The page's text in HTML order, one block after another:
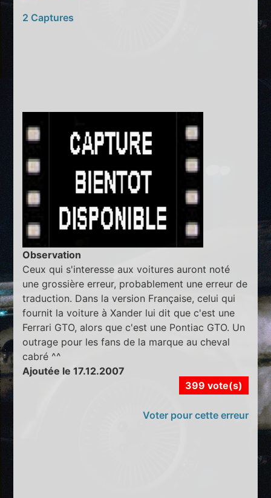
2 Captures
Observation
Ceux qui s'interesse aux voitures auront noté
une grossière erreur, probablement une erreur de
traduction. Dans la version Française, celui qui
fournit la voiture à Xander lui dit que c'est une
Ferrari GTO, alors que c'est une Pontiac GTO. Un
outrage pour les fans de la marque au cheval
cabré ^^
Ajoutée le 17.12.2007
399 vote(s)
Voter pour cette erreur